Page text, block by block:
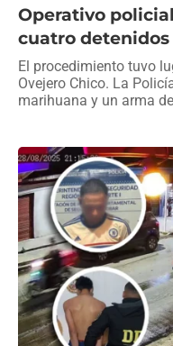
Operativo
cuatro
El procedimiento tuvo
Ovejero Chico. La
marihuana y un arma